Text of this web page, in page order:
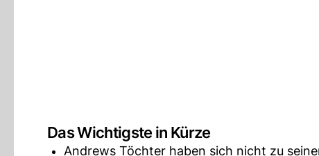
Das Wichtigste in Kürze
Andrews Töchter haben sich nicht zu